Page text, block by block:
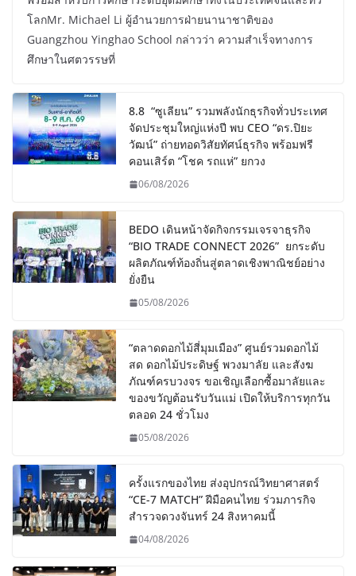
โลกMr. Michael Li ผู้อำนวยการฝ่ายนานาชาติของ
Guangzhou Yinghao School กล่าวว่า ความสำเร็จทางการ
ศึกษาในศตวรรษที่
8.8 “ซูเลียน” รวมพลังนักธุรกิจทั่วประเทศ
จัดประชุมใหญ่แห่งปี พบ CEO “ดร.ปิยะ
วัฒน์” ถ่ายทอดวิสัยทัศน์ธุรกิจ พร้อมฟรี
คอนเสิร์ต “โชค รถแห่” ยกวง
06/08/2026
BEDO เดินหน้าจัดกิจกรรมเจรจาธุรกิจ
“BIO TRADE CONNECT 2026” ยกระดับ
ผลิตภัณฑ์ท้องถิ่นสู่ตลาดเชิงพาณิชย์อย่าง
ยั่งยืน
05/08/2026
“ตลาดดอกไม้สี่มุมเมือง” ศูนย์รวมดอกไม้
สด ดอกไม้ประดิษฐ์ พวงมาลัย และสังฆ
ภัณฑ์ครบวงจร ขอเชิญเลือกซื้อมาลัยและ
ของขวัญต้อนรับวันแม่ เปิดให้บริการทุกวัน
ตลอด 24 ชั่วโมง
05/08/2026
ครั้งแรกของไทย ส่งอุปกรณ์วิทยาศาสตร์
“CE-7 MATCH” ฝีมือคนไทย ร่วมภารกิจ
สำรวจดวงจันทร์ 24 สิงหาคมนี้
04/08/2026